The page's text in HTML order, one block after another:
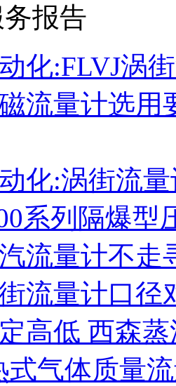
报告
化:FLVJ涡
流量计选用
化:涡街流
系列隔爆型
流量计不走
流量计口径
高低 西森
式气体质量